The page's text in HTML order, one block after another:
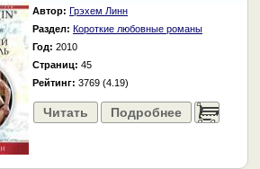
Автор: Грэхем Линн
Раздел: Короткие любовные романы
Год: 2010
Страниц: 45
Рейтинг: 3769 (4.19)
Читать Подробнее ......